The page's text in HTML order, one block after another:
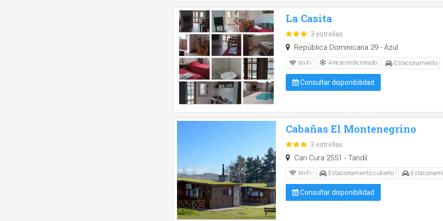
La Casita
3 estrellas
República Dominicana 29 - Azul
Wi-Fi Aire acondicionado Estacionamiento
Consultar disponibilidad
Cabañas El Montenegrino
3 estrellas
Cari Cura 2551 - Tandil
Wi-Fi Estacionamiento cubierto
Consultar disponibilidad